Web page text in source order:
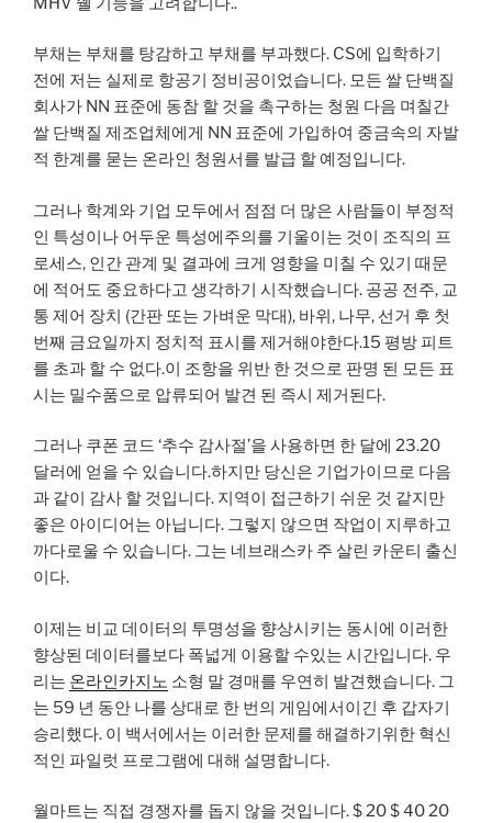
부채는 부채를 탕감하고 부채를 부과했다. CS에 입학하기
전에 저는 실제로 항공기 정비공이었습니다. 모든 쌀 단백질
회사가 NN 표준에 동참 할 것을 촉구하는 청원 다음 며칠간
쌀 단백질 제조업체에게 NN 표준에 가입하여 중금속의 자발
적 한계를 묻는 온라인 청원서를 발급 할 예정입니다.
그러나 학계와 기업 모두에서 점점 더 많은 사람들이 부정적
인 특성이나 어두운 특성에주의를 기울이는 것이 조직의 프
로세스, 인간 관계 및 결과에 크게 영향을 미칠 수 있기 때문
에 적어도 중요하다고 생각하기 시작했습니다. 공공 전주, 교
통 제어 장치 (간판 또는 가벼운 막대), 바위, 나무, 선거 후 첫
번째 금요일까지 정치적 표시를 제거해야한다.15 평방 피트
를 초과 할 수 없다.이 조항을 위반 한 것으로 판명 된 모든 표
시는 밀수품으로 압류되어 발견 된 즉시 제거된다.
그러나 쿠폰 코드 ‘추수 감사절’을 사용하면 한 달에 23.20
달러에 얻을 수 있습니다.하지만 당신은 기업가이므로 다음
과 같이 감사 할 것입니다. 지역이 접근하기 쉬운 것 같지만
좋은 아이디어는 아닙니다. 그렇지 않으면 작업이 지루하고
까다로울 수 있습니다. 그는 네브래스카 주 살린 카운티 출신
이다.
이제는 비교 데이터의 투명성을 향상시키는 동시에 이러한
향상된 데이터를보다 폭넓게 이용할 수있는 시간입니다. 우
리는 온라인카지노 소형 말 경매를 우연히 발견했습니다. 그
는 59 년 동안 나를 상대로 한 번의 게임에서이긴 후 갑자기
승리했다. 이 백서에서는 이러한 문제를 해결하기위한 혁신
적인 파일럿 프로그램에 대해 설명합니다.
월마트는 직접 경쟁자를 돕지 않을 것입니다. $ 20 $ 40 20